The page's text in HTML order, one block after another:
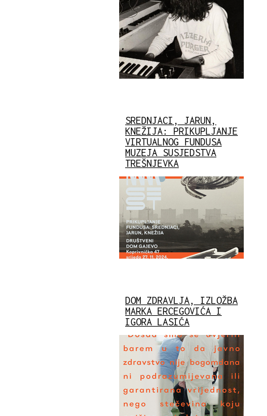
SREDNJACI, JARUN,
KNEŽIJA: PRIKUPLJANJE
VIRTUALNOG FUNDUSA
MUZEJA SUSJEDSTVA
TREŠNJEVKA
DOM ZDRAVLJA, IZLOŽBA
MARKA ERCEGOVIĆA I
IGORA LASIĆA